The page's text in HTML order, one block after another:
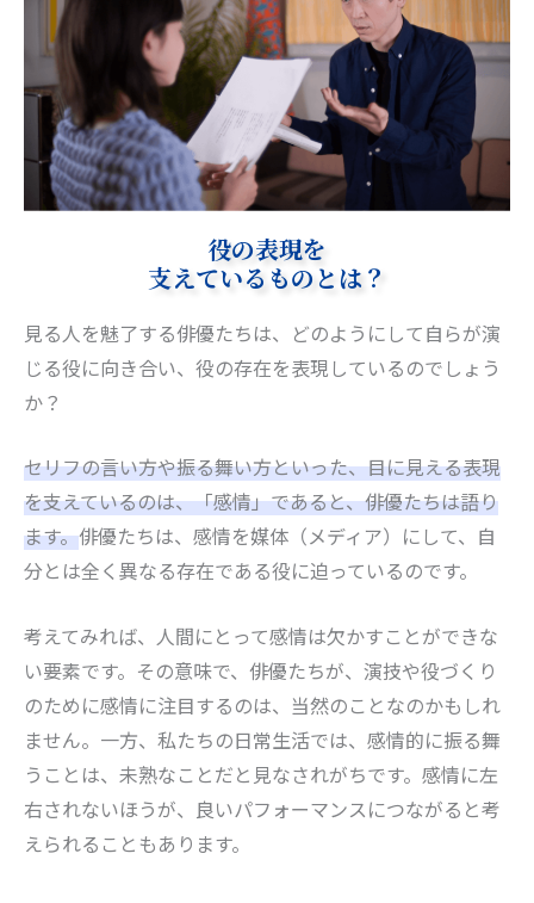
役の表現を
支えているものとは？
見る人を魅了する俳優たちは、どのようにして自らが演
じる役に向き合い、役の存在を表現しているのでしょう
か？
セリフの言い方や振る舞い方といった、目に見える表現
を支えているのは、「感情」であると、俳優たちは語り
ます。俳優たちは、感情を媒体（メディア）にして、自
分とは全く異なる存在である役に迫っているのです。
考えてみれば、人間にとって感情は欠かすことができな
い要素です。その意味で、俳優たちが、演技や役づくり
のために感情に注目するのは、当然のことなのかもしれ
ません。一方、私たちの日常生活では、感情的に振る舞
うことは、未熟なことだと見なされがちです。感情に左
右されないほうが、良いパフォーマンスにつながると考
えられることもあります。